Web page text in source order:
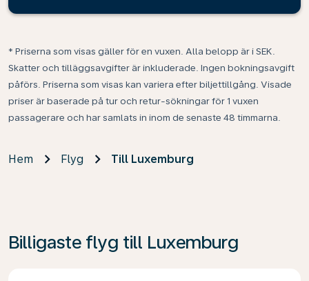
* Priserna som visas gäller för en vuxen. Alla belopp är i SEK.
Skatter och tilläggsavgifter är inkluderade. Ingen bokningsavgift
påförs. Priserna som visas kan variera efter biljettillgång. Visade
priser är baserade på tur och retur-sökningar för 1 vuxen
passagerare och har samlats in inom de senaste 48 timmarna.
Hem Flyg Till Luxemburg
Billigaste flyg till Luxemburg